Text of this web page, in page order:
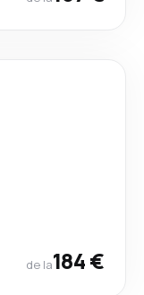
de la184 €